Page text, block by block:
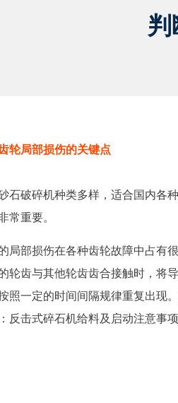
轮局部损伤的关键点
石破碎机种类多样，适合国内各
常重要。
局部损伤在各种齿轮故障中占有
轮齿与其他轮齿齿合接触时，将
照一定的时间间隔规律重复出现
反击式碎石机给料及启动注意事项